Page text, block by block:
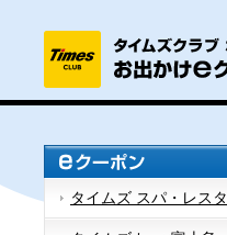
タイムズ スパ・レスタ